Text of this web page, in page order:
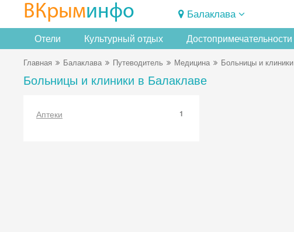
ВКрыминфо Балаклава
Отели Культурный отдых Достопримечательности
Главная Балаклава Путеводитель Медицина Больницы и клиники
Больницы и клиники в Балаклаве
Аптеки 1